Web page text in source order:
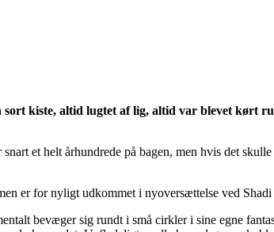
kiste, altid lugtet af lig, altid var blevet kørt
snart et helt århundrede på bagen, men hvis det
er for nyligt udkommet i nyoversættelse ved
bevæger sig rundt i små cirkler i sine egne